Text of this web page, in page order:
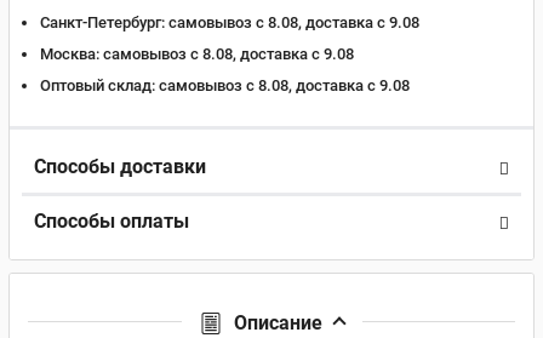
Санкт-Петербург: самовывоз с 8.08, доставка c 9.08
Москва: самовывоз с 8.08, доставка c 9.08
Оптовый склад: самовывоз с 8.08, доставка c 9.08
Способы доставки
Способы оплаты
Описание